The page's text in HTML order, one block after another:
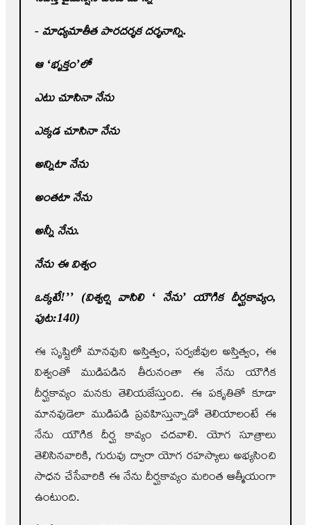
- మాధ్యమాతీత పారదర్శక దర్శనాన్ని.
ఆ ‘భృక్తం’లో
ఎటు చూసినా నేను
ఎక్కడ చూసినా నేను
అన్నిటా నేను
అంతటా నేను
అన్నీ నేను.
నేను ఈ విశ్వం
ఒక్కటే!’’ (విశ్వర్షి వాసిలి ‘ నేను’ యౌగిక దీర్ఘకావ్యం,
పుట:140)
ఈ సృష్టిలో మానవుని అస్తిత్వం, సర్వజీవుల అస్తిత్వం, ఈ
విశ్వంతో ముడిపడిన తీరునంతా ఈ నేను యౌగిక
దీర్ఘకావ్యం మనకు తెలియజేస్తుంది. ఈ పకృతితో కూడా
మానవుడెలా ముడిపడి ప్రవహిస్తున్నాడో తెలియాలంటే ఈ
నేను యౌగిక దీర్ఘ కావ్యం చదవాలి. యోగ సూత్రాలు
తెలిసినవారికి, గురువు ద్వారా యోగ రహస్యాలు అభ్యసించి
సాధన చేసేవారికి ఈ నేను దీర్ఘకావ్యం మరింత ఆత్మీయంగా
ఉంటుంది.